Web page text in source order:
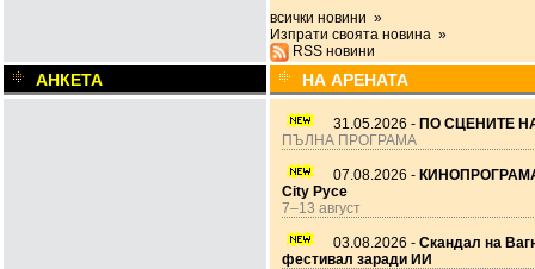
всички новини »
Изпрати своята новина »
RSS новини
АНКЕТА НА АРЕНАТА
31.05.2026 - ПО СЦЕНИТЕ
ПЪЛНА ПРОГРАМА
07.08.2026 -
City Русе
7–13 август
03.08.2026 - Скандал на
фестивал заради ИИ